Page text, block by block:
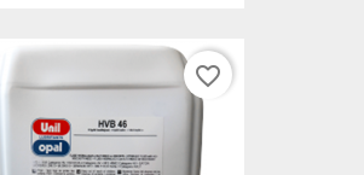
favorite_border